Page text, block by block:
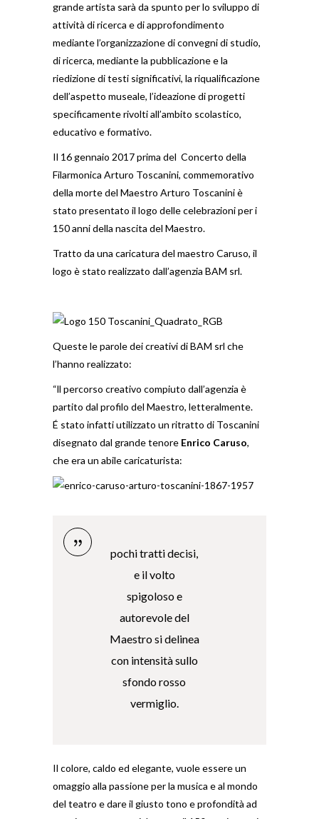
grande artista sarà da spunto per lo sviluppo di
attività di ricerca e di approfondimento
mediante l’organizzazione di convegni di studio,
di ricerca, mediante la pubblicazione e la
riedizione di testi significativi, la riqualificazione
dell’aspetto museale, l’ideazione di progetti
specificamente rivolti all’ambito scolastico,
educativo e formativo.
Il 16 gennaio 2017 prima del Concerto della
Filarmonica Arturo Toscanini, commemorativo
della morte del Maestro Arturo Toscanini è
stato presentato il logo delle celebrazioni per i
150 anni della nascita del Maestro.
Tratto da una caricatura del maestro Caruso, il
logo è stato realizzato dall’agenzia BAM srl.
Queste le parole dei creativi di BAM srl che
l’hanno realizzato:
“ll percorso creativo compiuto dall’agenzia è
partito dal profilo del Maestro, letteralmente.
É stato infatti utilizzato un ritratto di Toscanini
disegnato dal grande tenore Enrico Caruso,
che era un abile caricaturista:
pochi tratti decisi,
e il volto
spigoloso e
autorevole del
Maestro si delinea
con intensità sullo
sfondo rosso
vermiglio.
Il colore, caldo ed elegante, vuole essere un
omaggio alla passione per la musica e al mondo
del teatro e dare il giusto tono e profondità ad